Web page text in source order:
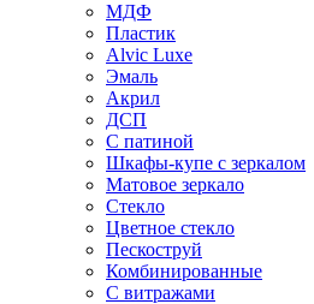
МДФ
Пластик
Alvic Luxe
Эмаль
Акрил
ДСП
С патиной
Шкафы-купе с зеркалом
Матовое зеркало
Стекло
Цветное стекло
Пескоструй
Комбинированные
С витражами